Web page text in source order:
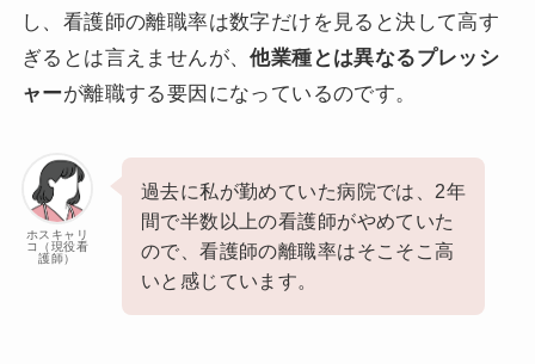
し、看護師の離職率は数字だけを見ると決して高す
ぎるとは言えませんが、他業種とは異なるプレッシ
ャーが離職する要因になっているのです。
ホスキャリ
コ（現役看
護師）
過去に私が勤めていた病院では、2年
間で半数以上の看護師がやめていた
ので、看護師の離職率はそこそこ高
いと感じています。